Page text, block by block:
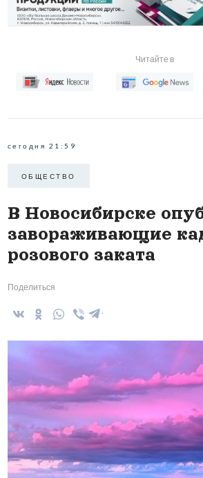
Читайте в
сегодня 21:59
ОБЩЕСТВО
В Новосибирске
завораживающие
розового заката
Поделиться